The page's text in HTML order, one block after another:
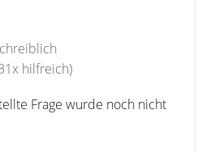
hilfreich)
Frage wurde noch nicht